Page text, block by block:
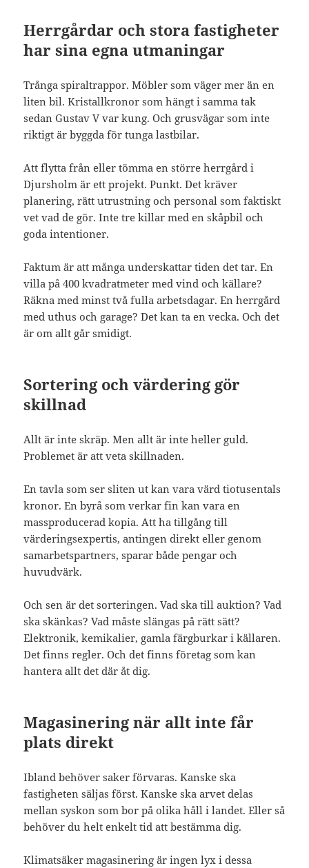
Herrgårdar och stora fastigheter
har sina egna utmaningar
Trånga spiraltrappor. Möbler som väger mer än en
liten bil. Kristallkronor som hängt i samma tak
sedan Gustav V var kung. Och grusvägar som inte
riktigt är byggda för tunga lastbilar.
Att flytta från eller tömma en större herrgård i
Djursholm är ett projekt. Punkt. Det kräver
planering, rätt utrustning och personal som faktiskt
vet vad de gör. Inte tre killar med en skåpbil och
goda intentioner.
Faktum är att många underskattar tiden det tar. En
villa på 400 kvadratmeter med vind och källare?
Räkna med minst två fulla arbetsdagar. En herrgård
med uthus och garage? Det kan ta en vecka. Och det
är om allt går smidigt.
Sortering och värdering gör
skillnad
Allt är inte skräp. Men allt är inte heller guld.
Problemet är att veta skillnaden.
En tavla som ser sliten ut kan vara värd tiotusentals
kronor. En byrå som verkar fin kan vara en
massproducerad kopia. Att ha tillgång till
värderingsexpertis, antingen direkt eller genom
samarbetspartners, sparar både pengar och
huvudvärk.
Och sen är det sorteringen. Vad ska till auktion? Vad
ska skänkas? Vad måste slängas på rätt sätt?
Elektronik, kemikalier, gamla färgburkar i källaren.
Det finns regler. Och det finns företag som kan
hantera allt det där åt dig.
Magasinering när allt inte får
plats direkt
Ibland behöver saker förvaras. Kanske ska
fastigheten säljas först. Kanske ska arvet delas
mellan syskon som bor på olika håll i landet. Eller så
behöver du helt enkelt tid att bestämma dig.
Klimatsäker magasinering är ingen lyx i dessa